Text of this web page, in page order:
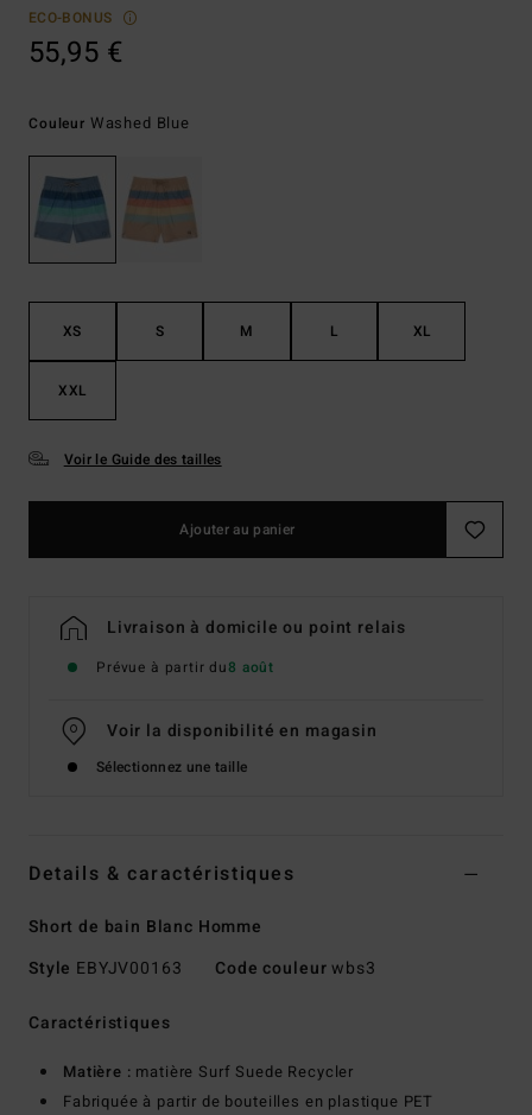
ECO-BONUS
55,95 €
Couleur Washed Blue
XS S M L XL
XXL
Voir le Guide des tailles
Ajouter au panier
Livraison à domicile ou point relais
Prévue à partir du8 août
Voir la disponibilité en magasin
Sélectionnez une taille
Details & caractéristiques
Short de bain Blanc Homme
Style EBYJV00163 Code couleurwbs3
Caractéristiques
Matière : matière Surf Suede Recycler
Fabriquée à partir de bouteilles en plastique PET